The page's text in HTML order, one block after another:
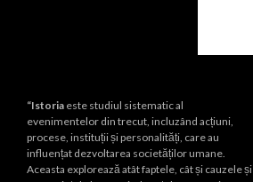
“Istoria este studiul sistematic al
evenimentelor din trecut, incluzând acțiuni,
procese, instituții și personalități, care au
influențat dezvoltarea societăților umane.
Aceasta explorează atât faptele, cât și cauzele și